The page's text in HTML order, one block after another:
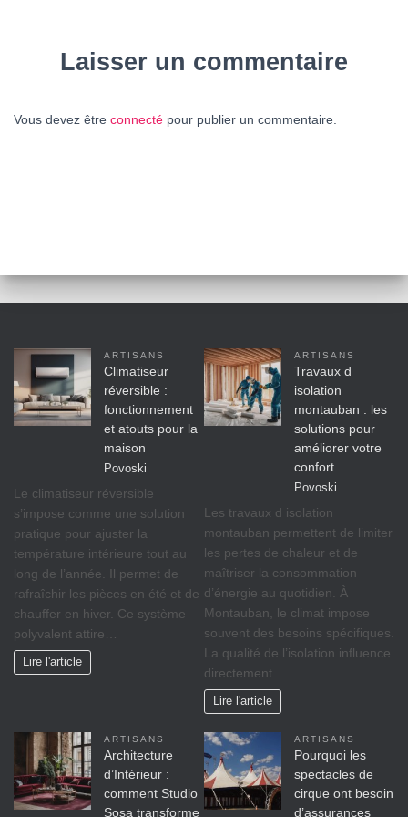
Laisser un commentaire
Vous devez être connecté pour publier un commentaire.
ARTISANS
Climatiseur
réversible :
fonctionnement
et atouts pour la
maison
Povoski
Le climatiseur réversible
s’impose comme une solution
pratique pour ajuster la
température intérieure tout au
long de l’année. Il permet de
rafraîchir les pièces en été et de
chauffer en hiver. Ce système
polyvalent attire…
Lire l'article
ARTISANS
Travaux d
isolation
montauban : les
solutions pour
améliorer votre
confort
Povoski
Les travaux d isolation
montauban permettent de limiter
les pertes de chaleur et de
maîtriser la consommation
d’énergie au quotidien. À
Montauban, le climat impose
souvent des besoins spécifiques.
La qualité de l’isolation influence
directement…
Lire l'article
ARTISANS
Architecture
d’Intérieur :
comment Studio
Sosa transforme
ARTISANS
Pourquoi les
spectacles de
cirque ont besoin
d’assurances